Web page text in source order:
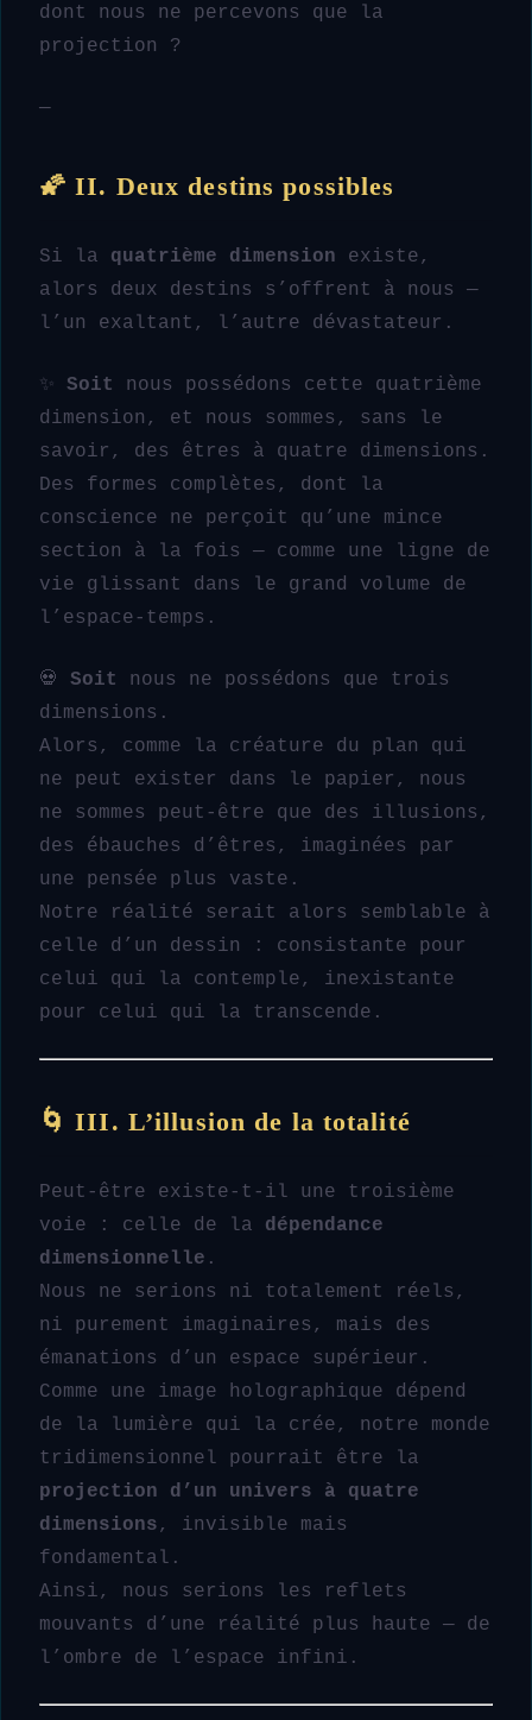
dont nous ne percevons que la
projection ?
—
🌠 II. Deux destins possibles
Si la quatrième dimension existe,
alors deux destins s’offrent à nous —
l’un exaltant, l’autre dévastateur.
✨ Soit
nous possédons cette quatrième
dimension, et nous sommes, sans le
savoir, des êtres à quatre dimensions.
Des formes complètes, dont la
conscience ne perçoit qu’une mince
section à la fois — comme une ligne de
vie glissant dans le grand volume de
l’espace-temps.
💀 Soit
nous ne possédons que trois
dimensions.
Alors, comme la créature du plan qui
ne peut exister dans le papier, nous
ne sommes peut-être que des illusions,
des ébauches d’êtres, imaginées par
une pensée plus vaste.
Notre réalité serait alors semblable à
celle d’un dessin : consistante pour
celui qui la contemple, inexistante
pour celui qui la transcende.
🌀 III. L’illusion de la totalité
Peut-être existe-t-il une troisième
voie : celle de la dépendance
dimensionnelle .
Nous ne serions ni totalement réels,
ni purement imaginaires, mais des
émanations d’un espace supérieur.
Comme une image holographique dépend
de la lumière qui la crée, notre monde
tridimensionnel pourrait être la
projection d’un univers à quatre
dimensions , invisible mais
fondamental.
Ainsi, nous serions les reflets
mouvants d’une réalité plus haute — de
l’ombre de l’espace infini.